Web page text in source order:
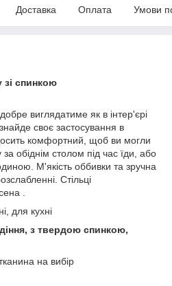
Доставка Оплата Умови
зі спинкою
виглядатиме як в інтер'єрі
знайде своє застосування в
досить комфортний, щоб ви могли
обіднім столом під час їди, або
М'якість оббивки та зручна
Стільці
.
для кухні
з твердою спинкою,
на вибір